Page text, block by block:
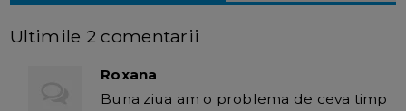
Ultimile 2 comentarii
Roxana
Buna ziua am o problema de ceva timp